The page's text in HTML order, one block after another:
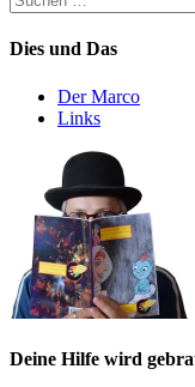
nach:
Dies und Das
Der Marco
Links
Deine Hilfe wird